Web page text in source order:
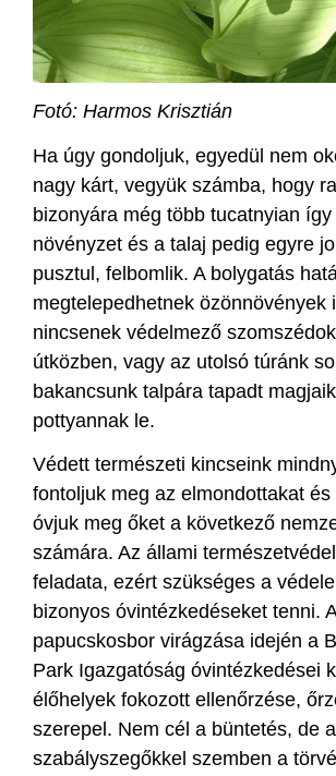
Fotó: Harmos Krisztián
Ha úgy gondoljuk, egyedül nem
nagy kárt, vegyük számba, hogy
bizonyára még több tucatnyian így
növényzet és a talaj pedig egyre
pusztul, felbomlik. A bolygatás
megtelepedhetnek özönnövények
nincsenek védelmező
útközben, vagy az utolsó túránk
bakancsunk talpára tapadt
pottyannak le.
Védett természeti kincseink
fontoljuk meg az elmondottakat és
óvjuk meg őket a következő
számára. Az állami
feladata, ezért szükséges a
bizonyos óvintézkedéseket tenni. A
papucskosbor virágzása idején a
Park Igazgatóság óvintézkedései
élőhelyek fokozott ellenőrzése,
szerepel. Nem cél a büntetés, de a
szabályszegőkkel szemben a